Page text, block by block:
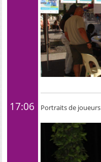
17:06 Portraits de joueurs